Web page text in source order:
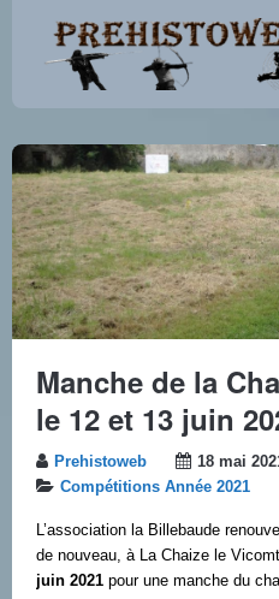
Manche de la
le 12 et 13 juin
Prehistoweb
18 mai
Compétitions Année 2021
L’association la Billebaude
de nouveau, à La Chaize le
juin 2021 pour une manche du